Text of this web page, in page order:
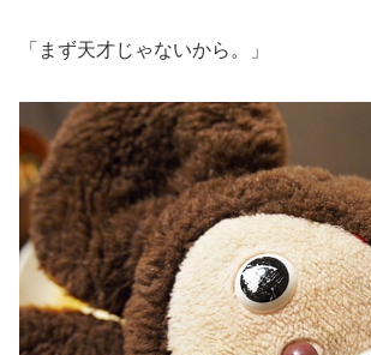
「まず天才じゃないから。」